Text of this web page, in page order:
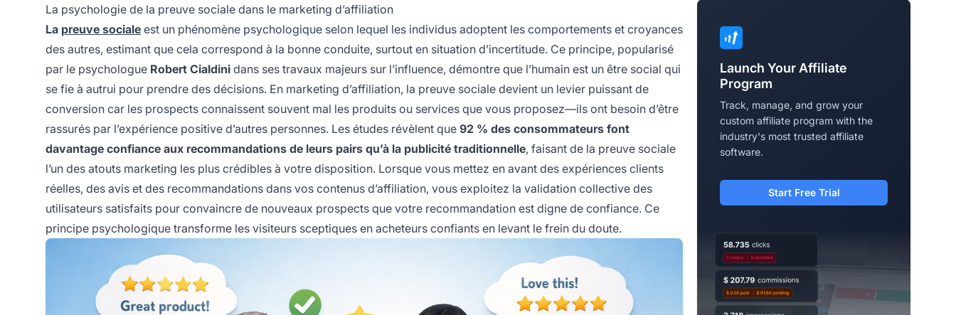
La psychologie de la preuve sociale dans le marketing d’affiliation
La preuve sociale est un phénomène psychologique selon lequel les individus adoptent les comportements et croyances
des autres, estimant que cela correspond à la bonne conduite, surtout en situation d’incertitude. Ce principe, popularisé
par le psychologue Robert Cialdini dans ses travaux majeurs sur l’influence, démontre que l’humain est un être social qui
se fie à autrui pour prendre des décisions. En marketing d’affiliation, la preuve sociale devient un levier puissant de
conversion car les prospects connaissent souvent mal les produits ou services que vous proposez—ils ont besoin d’être
rassurés par l’expérience positive d’autres personnes. Les études révèlent que 92 % des consommateurs font
davantage confiance aux recommandations de leurs pairs qu’à la publicité traditionnelle, faisant de la preuve sociale
l’un des atouts marketing les plus crédibles à votre disposition. Lorsque vous mettez en avant des expériences clients
réelles, des avis et des recommandations dans vos contenus d’affiliation, vous exploitez la validation collective des
utilisateurs satisfaits pour convaincre de nouveaux prospects que votre recommandation est digne de confiance. Ce
principe psychologique transforme les visiteurs sceptiques en acheteurs confiants en levant le frein du doute.
Launch Your Affiliate
Program
Track, manage, and grow your
custom affiliate program with the
industry's most trusted affiliate
software.
Start Free Trial